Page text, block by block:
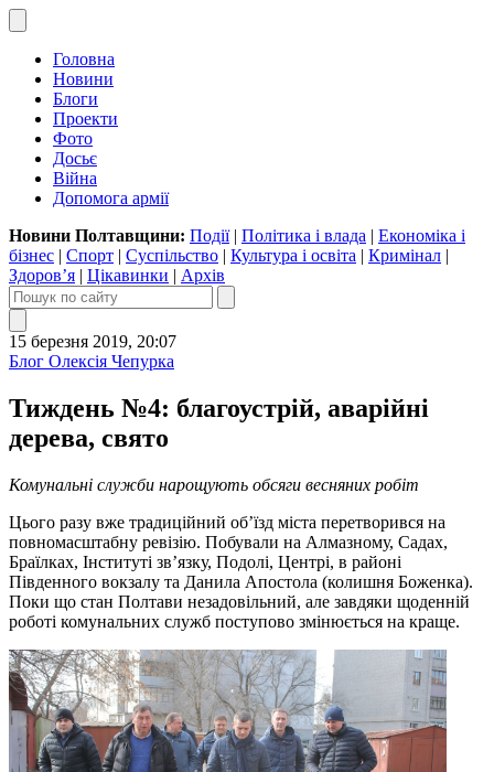
Головна
Новини
Блоги
Проекти
Фото
Досьє
Війна
Допомога армії
Новини Полтавщини: Події| Політика і влада | Економіка і
бізнес | Спорт | Суспільство | Культура і освіта | Кримінал |
Здоров’я | Цікавинки | Архів
15 березня 2019, 20:07
Блог Олексія Чепурка
Тиждень №4: благоустрій, аварійні
дерева, свято
Комунальні служби нарощують обсяги весняних робіт
Цього разу вже традиційний об’їзд міста перетворився на
повномасштабну ревізію. Побували на Алмазному, Садах,
Браїлках, Інституті зв’язку, Подолі, Центрі, в районі
Південного вокзалу та Данила Апостола (колишня Боженка).
Поки що стан Полтави незадовільний, але завдяки щоденній
роботі комунальних служб поступово змінюється на краще.